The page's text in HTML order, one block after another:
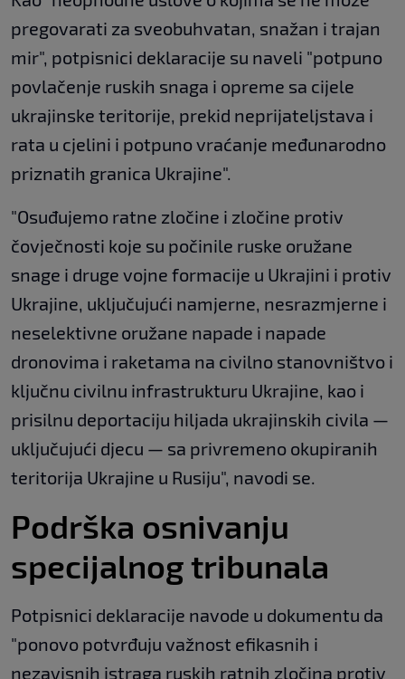
pregovarati za sveobuhvatan, snažan i trajan
mir", potpisnici deklaracije su naveli "potpuno
povlačenje ruskih snaga i opreme sa cijele
ukrajinske teritorije, prekid neprijateljstava i
rata u cjelini i potpuno vraćanje međunarodno
priznatih granica Ukrajine".
"Osuđujemo ratne zločine i zločine protiv
čovječnosti koje su počinile ruske oružane
snage i druge vojne formacije u Ukrajini i protiv
Ukrajine, uključujući namjerne, nesrazmjerne i
neselektivne oružane napade i napade
dronovima i raketama na civilno stanovništvo i
ključnu civilnu infrastrukturu Ukrajine, kao i
prisilnu deportaciju hiljada ukrajinskih civila —
uključujući djecu — sa privremeno okupiranih
teritorija Ukrajine u Rusiju", navodi se.
Podrška osnivanju
specijalnog tribunala
Potpisnici deklaracije navode u dokumentu da
"ponovo potvrđuju važnost efikasnih i
nezavisnih istraga ruskih ratnih zločina protiv